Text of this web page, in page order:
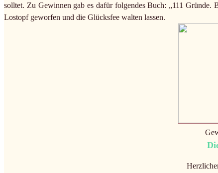
solltet. Zu Gewinnen gab es dafür folgendes Buch: „111
Lostopf geworfen und die Glücksfee walten lassen.